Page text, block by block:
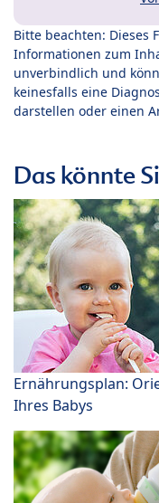
Bitte beachten: Dieses
Informationen zum
unverbindlich und
keinesfalls eine
darstellen oder einen
Das könnte
Ernährungsplan:
Ihres Babys